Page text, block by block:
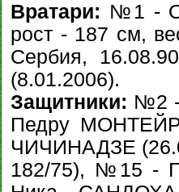
Вратари: №1 -
рост - 187 см,
Сербия,
(8.01.2006).
Защитники: №2 -
Педру
ЧИЧИНАДЗЕ
182/75), №15 -